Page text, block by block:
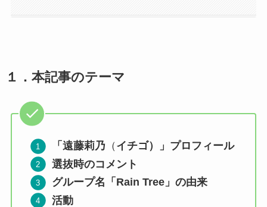
１． 本記事のテーマ
「遠藤莉乃 （ イチゴ）」プロフィール
選抜時のコメント
グループ名「Rain Tree」の由来
活動